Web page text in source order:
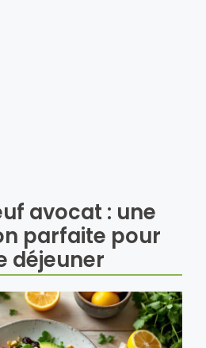
avocat : une
parfaite pour
déjeuner